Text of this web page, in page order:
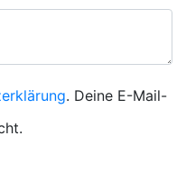
. Deine E-Mail-